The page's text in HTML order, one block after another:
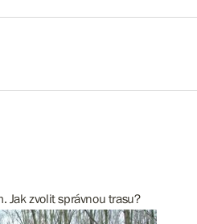
Jak zvolit správnou trasu?